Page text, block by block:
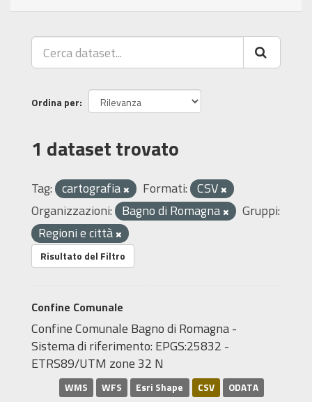
Ordina per
1 dataset trovato
Tag: cartografia Formati: CSV
Organizzazioni: Bagno di Romagna
Gruppi:
Regioni e città
Risultato del Filtro
Confine Comunale
Confine Comunale Bagno di Romagna -
Sistema di riferimento: EPGS:25832 -
ETRS89/UTM zone 32 N
WMS WFS Esri Shape CSV ODATA